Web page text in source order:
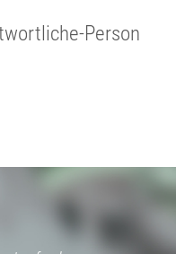
Person